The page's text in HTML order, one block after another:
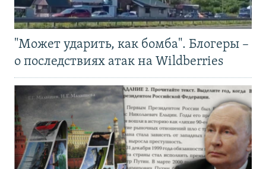
"Может ударить, как бомба". Блогеры –
о последствиях атак на Wildberries